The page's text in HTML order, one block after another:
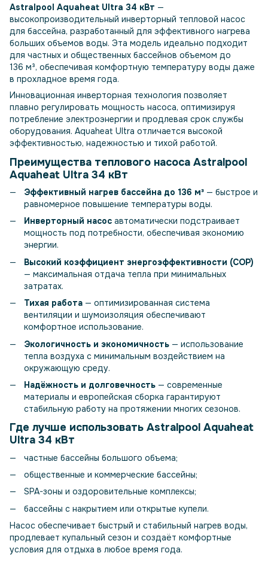
Astralpool Aquaheat Ultra 34 кВт —
высокопроизводительный инверторный тепловой насос
для бассейна, разработанный для эффективного нагрева
больших объемов воды. Эта модель идеально подходит
для частных и общественных бассейнов объемом до
136 м³, обеспечивая комфортную температуру воды даже
в прохладное время года.
Инновационная инверторная технология позволяет
плавно регулировать мощность насоса, оптимизируя
потребление электроэнергии и продлевая срок службы
оборудования. Aquaheat Ultra отличается высокой
эффективностью, надежностью и тихой работой.
Преимущества теплового насоса Astralpool
Aquaheat Ultra 34 кВт
Эффективный нагрев бассейна до 136 м³ — быстрое и
равномерное повышение температуры воды.
Инверторный насос автоматически подстраивает
мощность под потребности, обеспечивая экономию
энергии.
Высокий коэффициент энергоэффективности (COP)
— максимальная отдача тепла при минимальных
затратах.
Тихая работа — оптимизированная система
вентиляции и шумоизоляция обеспечивают
комфортное использование.
Экологичность и экономичность — использование
тепла воздуха с минимальным воздействием на
окружающую среду.
Надёжность и долговечность — современные
материалы и европейская сборка гарантируют
стабильную работу на протяжении многих сезонов.
Где лучше использовать Astralpool Aquaheat
Ultra 34 кВт
частные бассейны большого объема;
общественные и коммерческие бассейны;
SPA-зоны и оздоровительные комплексы;
бассейны с накрытием или открытые купели.
Насос обеспечивает быстрый и стабильный нагрев воды,
продлевает купальный сезон и создаёт комфортные
условия для отдыха в любое время года.